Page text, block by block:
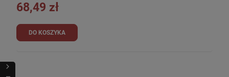
68,49 zł
DO KOSZYKA